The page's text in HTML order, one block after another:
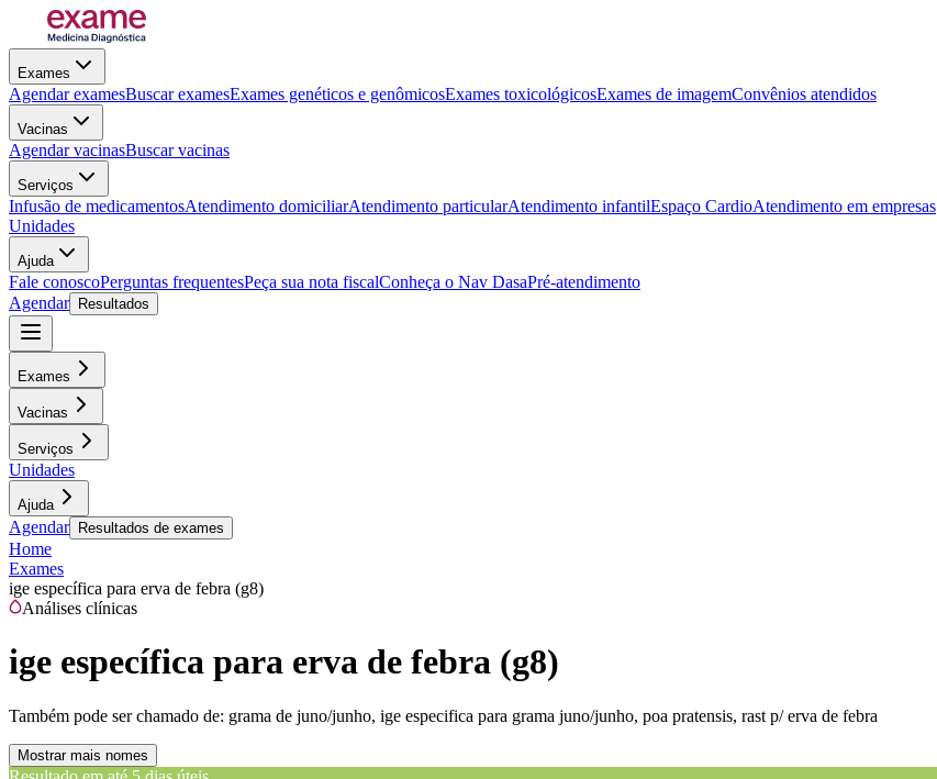
Exames
Agendar examesBuscar examesExames genéticos e genômicosExames toxicológicosExames de imagemConvênios atendidos
Vacinas
Agendar vacinasBuscar vacinas
Serviços
Infusão de medicamentosAtendimento domiciliarAtendimento particularAtendimento infantilEspaço CardioAtendimento em empresas
Unidades
Ajuda
Fale conoscoPerguntas frequentesPeça sua nota fiscalConheça o Nav DasaPré-atendimento
Agendar
Resultados
Exames
Vacinas
Serviços
Unidades
Ajuda
Agendar Resultados de exames
Home
Exames
ige específica para erva de febra (g8)
Análises clínicas
ige específica para erva de febra (g8)
Também pode ser chamado de: grama de juno/junho, ige especifica para grama juno/junho, poa pratensis, rast p/ erva de febra
Mostrar mais nomes